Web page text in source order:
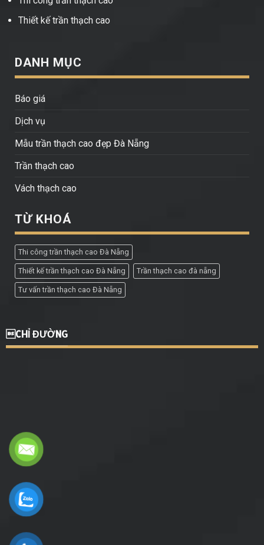
Thiết kế trần thạch cao
DANH MỤC
Báo giá
Dịch vụ
Mẫu trần thạch cao đẹp Đà Nẵng
Trần thạch cao
Vách thạch cao
TỪ KHOÁ
Thi công trần thạch cao Đà Nẵng
Thiết kế trần thạch cao Đà Nẵng Trần thạch cao đà nẵng
Tư vấn trần thạch cao Đà Nẵng
CHỈ ĐƯỜNG